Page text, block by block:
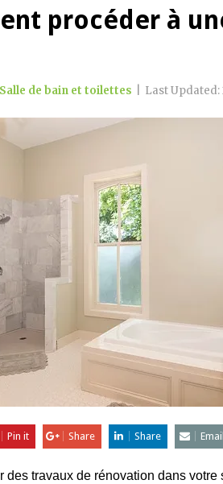
procéder à
Salle de bain et toilettes Last Updated:
Pin it Share Share Email
des travaux de rénovation dans